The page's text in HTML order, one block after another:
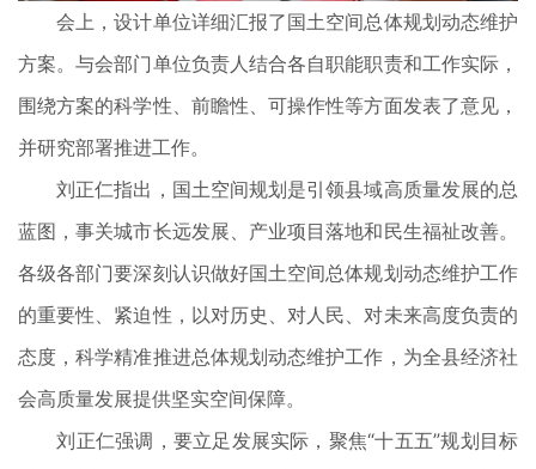
会上，设计单位详细汇报了国土空间总体规划动态维护
方案。与会部门单位负责人结合各自职能职责和工作实际，
围绕方案的科学性、前瞻性、可操作性等方面发表了意见，
并研究部署推进工作。
刘正仁指出，国土空间规划是引领县域高质量发展的总
蓝图，事关城市长远发展、产业项目落地和民生福祉改善。
各级各部门要深刻认识做好国土空间总体规划动态维护工作
的重要性、紧迫性，以对历史、对人民、对未来高度负责的
态度，科学精准推进总体规划动态维护工作，为全县经济社
会高质量发展提供坚实空间保障。
刘正仁强调，要立足发展实际，聚焦“十五五”规划目标